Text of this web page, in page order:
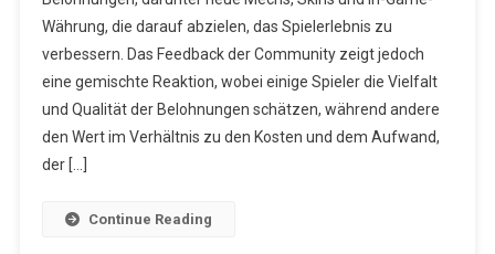
Pass:
Community-
Feedback
Zu
Belohnungen
Währung, die darauf abzielen, das Spielerlebnis zu
verbessern. Das Feedback der Community zeigt jedoch
eine gemischte Reaktion, wobei einige Spieler die Vielfalt
und Qualität der Belohnungen schätzen, während andere
den Wert im Verhältnis zu den Kosten und dem Aufwand,
der […]
Continue Reading